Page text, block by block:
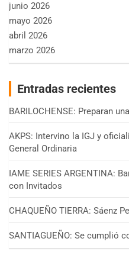
junio 2026
mayo 2026
abril 2026
marzo 2026
Entradas recientes
BARILOCHENSE: Preparan
AKPS: Intervino la IGJ y
General Ordinaria
IAME SERIES ARGENTINA:
con Invitados
CHAQUEÑO TIERRA: Sáenz
SANTIAGUEÑO: Se cumplió